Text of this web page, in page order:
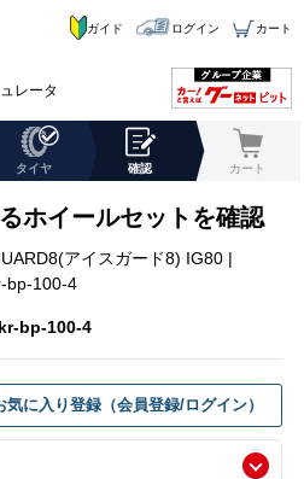
レータ
ガイド ログイン カート
タイヤ 確認 カート
ホイールセットを確認
アイスガード8) IG80 |
bp-100-4
bp-100-4
気に入り登録（会員登録/ログイン）